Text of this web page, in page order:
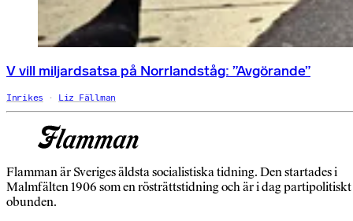
V vill miljardsatsa på Norrlandståg: ”Avgörande”
Inrikes Liz Fällman
Flamman är Sveriges äldsta socialistiska tidning. Den startades i
Malmfälten 1906 som en rösträttstidning och är i dag partipolitiskt
obunden.